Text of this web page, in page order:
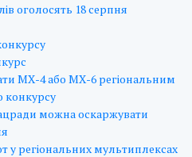
оголосять 18 серпня
МХ-4 або МХ-6 регіональним
конкурсу
можна оскаржувати
у регіональних мультиплексах